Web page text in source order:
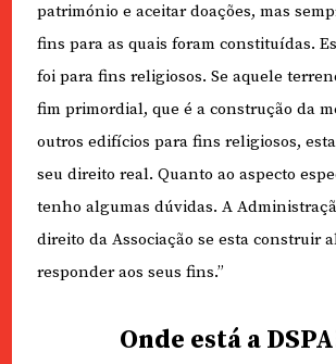
património e aceitar doações, mas
fins para as quais foram constituídas.
foi para fins religiosos. Se aquele
fim primordial, que é a construção da
outros edifícios para fins religiosos,
seu direito real. Quanto ao aspecto
tenho algumas dúvidas. A
direito da Associação se esta construir
responder aos seus fins.”
Onde está a